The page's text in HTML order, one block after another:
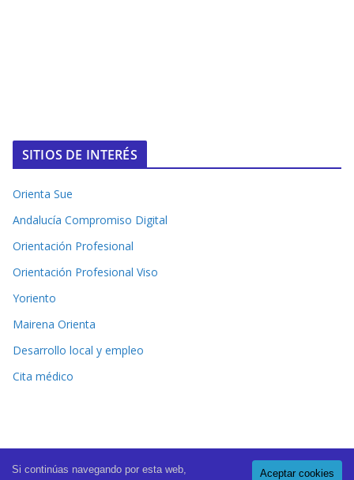
SITIOS DE INTERÉS
Orienta Sue
Andalucía Compromiso Digital
Orientación Profesional
Orientación Profesional Viso
Yoriento
Mairena Orienta
Desarrollo local y empleo
Cita médico
Aceptar cookies
Si continúas navegando por esta web,